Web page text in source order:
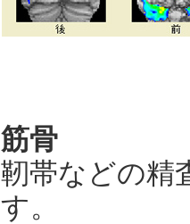
筋骨
靭帯などの精
す。